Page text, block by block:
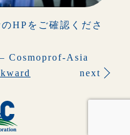
HPをご確認くださ
Cosmoprof-Asia
next